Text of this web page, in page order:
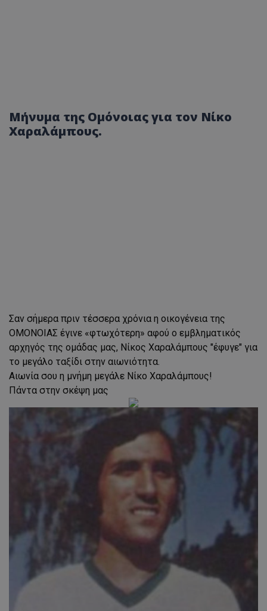
Μήνυμα της Ομόνοιας για τον Νίκο
Χαραλάμπους.
Σαν σήμερα πριν τέσσερα χρόνια η οικογένεια της
ΟΜΟΝΟΙΑΣ έγινε «φτωχότερη» αφού ο εμβληματικός
αρχηγός της ομάδας μας, Νίκος Χαραλάμπους "έφυγε" για
το μεγάλο ταξίδι στην αιωνιότητα.
Αιωνία σου η μνήμη μεγάλε Νίκο Χαραλάμπους!
Πάντα στην σκέψη μας